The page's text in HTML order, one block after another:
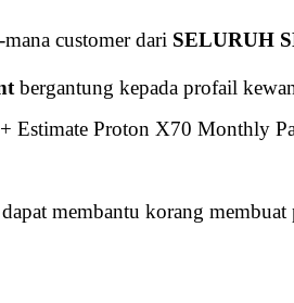
customer dari SELURUH
bergantung kepada profail
Estimate Proton X70 Monthly
membantu korang